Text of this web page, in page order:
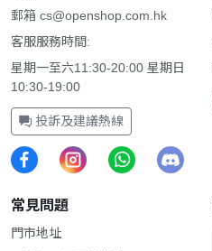
郵箱 cs@openshop.com.hk
客服服務時間:
星期一至六11:30-20:00 星期日
10:30-19:00
投訴及建議熱線
常見問題
門市地址